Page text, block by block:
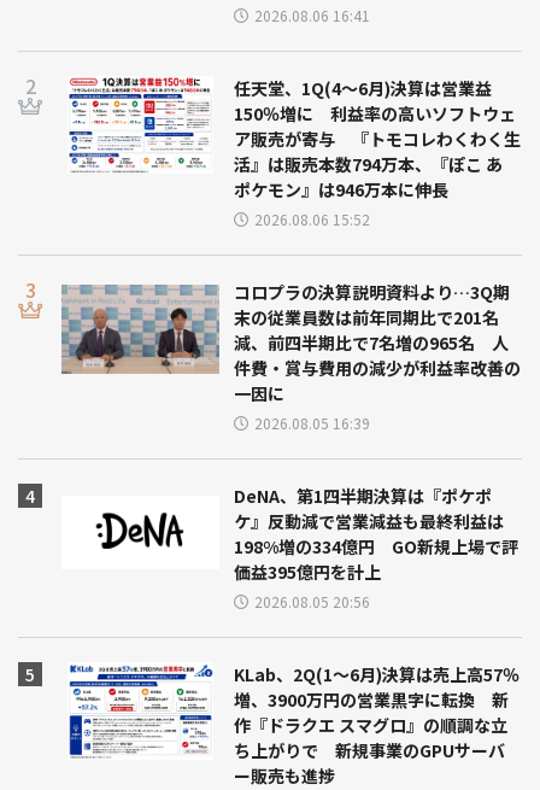
2026.08.06 16:41
任天堂、1Q(4～6月)決算は営業益
150％増に 利益率の高いソフトウェ
ア販売が寄与 『トモコレわくわく生
活』は販売本数794万本、『ぽこ あ
ポケモン』は946万本に伸長
2026.08.06 15:52
コロプラの決算説明資料より…3Q期
末の従業員数は前年同期比で201名
減、前四半期比で7名増の965名 人
件費・賞与費用の減少が利益率改善の
一因に
2026.08.05 16:39
DeNA、第1四半期決算は『ポケポ
ケ』反動減で営業減益も最終利益は
198%増の334億円 GO新規上場で評
価益395億円を計上
2026.08.05 20:56
KLab、2Q(1～6月)決算は売上高57％
増、3900万円の営業黒字に転換 新
作『ドラクエ スマグロ』の順調な立
ち上がりで 新規事業のGPUサーバ
ー販売も進捗